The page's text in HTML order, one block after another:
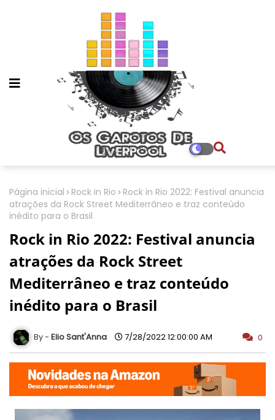
Página inicial Rock in Rio
Rock in Rio 2022: Festival anuncia
atrações da Rock Street Mediterrâneo e traz conteúdo
inédito para o Brasil
Rock in Rio 2022: Festival anuncia
atrações da Rock Street
Mediterrâneo e traz conteúdo
inédito para o Brasil
Elio Sant'Anna 7/28/2022 12:00:00 AM 0